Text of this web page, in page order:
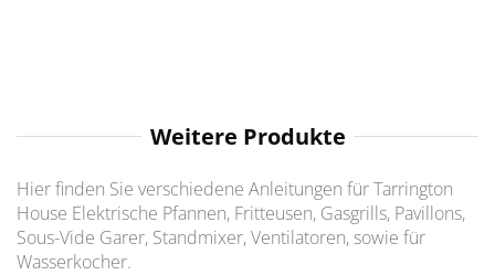
Weitere Produkte
Hier finden Sie verschiedene Anleitungen für Tarrington
House Elektrische Pfannen, Fritteusen, Gasgrills, Pavillons,
Sous-Vide Garer, Standmixer, Ventilatoren, sowie für
Wasserkocher.